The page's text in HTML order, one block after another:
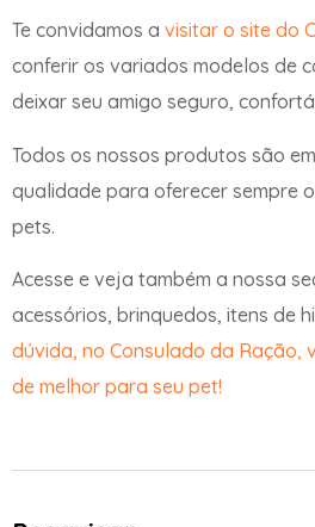
Te convidamos a visitar o site do
conferir os variados modelos de
deixar seu amigo seguro,
Todos os nossos produtos são
qualidade para oferecer sempre
pets.
Acesse e veja também a nossa
acessórios, brinquedos, itens de
dúvida, no Consulado da Ração,
de melhor para seu pet!